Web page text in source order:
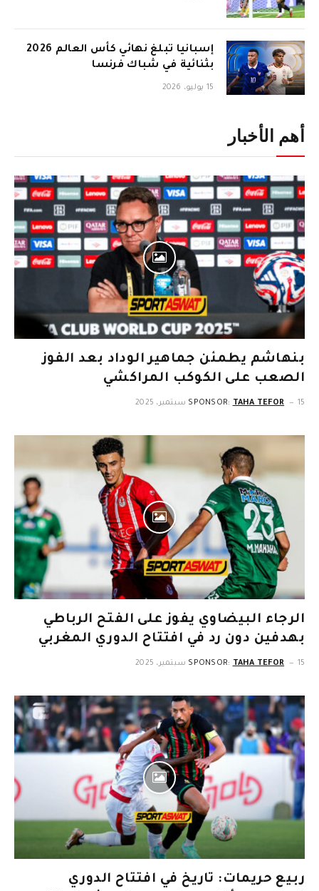
إسبانيا تبلغ نهائي كأس العالم 2026
بثنائية في شباك فرنسا
15 يوليو، 2026
أهم الأخبار
بنهاشم يطمئن جماهير الوداد بعد الفوز
الصعب على الكوكب المراكشي
SPONSOR:TAHA TEFOR 15 سبتمبر، 2025
الرجاء البيضاوي يفوز على الفتح الرباطي
بهدفين دون رد في افتتاح الدوري المغربي
SPONSOR: TAHA TEFOR 15 سبتمبر، 2025
ربيع حريمات: تاريخ في افتتاح الدوري